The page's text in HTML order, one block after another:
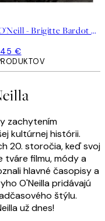
Terry O'Neill - Brigitte Bardot Plagát
€
zachytením
kultúrnej histórii.
20. storočia, keď svoj
tváre filmu, módy a
hlavné časopisy a
O'Neilla pridávajú
štýlu.
už dnes!